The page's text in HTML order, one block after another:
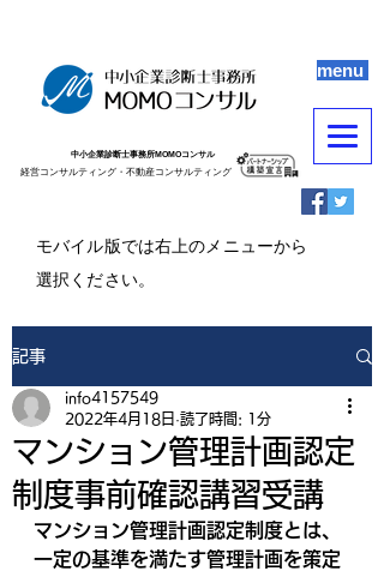
menu
中小企業診断士事務所MOMOコンサル
​​経営コンサルティング・不動産コンサルティング
​モバイル版では右上のメニューから
選択ください。
記事
マンション管理計画認定
制度事前確認講習受講
info4157549
2022年4月18日 読了時間: 1分
マンション管理計画認定制度とは、
一定の基準を満たす管理計画を策定